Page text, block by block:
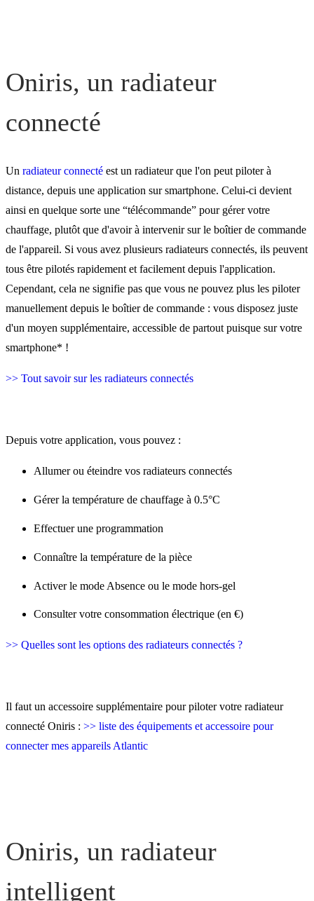
Oniris, un radiateur
connecté
Un radiateur connecté est un radiateur que l'on peut piloter à
distance, depuis une application sur smartphone. Celui-ci devient
ainsi en quelque sorte une “télécommande” pour gérer votre
chauffage, plutôt que d'avoir à intervenir sur le boîtier de commande
de l'appareil. Si vous avez plusieurs radiateurs connectés, ils peuvent
tous être pilotés rapidement et facilement depuis l'application.
Cependant, cela ne signifie pas que vous ne pouvez plus les piloter
manuellement depuis le boîtier de commande : vous disposez juste
d'un moyen supplémentaire, accessible de partout puisque sur votre
smartphone* !
>> Tout savoir sur les radiateurs connectés
Depuis votre application, vous pouvez :
Allumer ou éteindre vos radiateurs connectés
Gérer la température de chauffage à 0.5°C
Effectuer une programmation
Connaître la température de la pièce
Activer le mode Absence ou le mode hors-gel
Consulter votre consommation électrique (en €)
>> Quelles sont les options des radiateurs connectés ?
Il faut un accessoire supplémentaire pour piloter votre radiateur
connecté Oniris : >> liste des équipements et accessoire pour
connecter mes appareils Atlantic
Oniris, un radiateur
intelligent